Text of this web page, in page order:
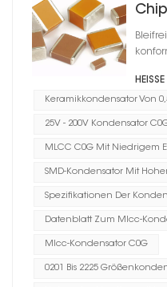
Keramikkondensator Von
25V - 200V Kondensator
MLCC C0G Mit Niedrigem
SMD-Kondensator Mit
Spezifikationen Der
Datenblatt Zum Mlcc-
Mlcc-Kondensator C0G
0201 Bis 2225